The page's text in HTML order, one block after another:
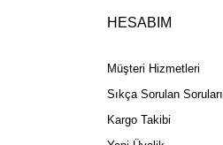
HESABIM
Müşteri Hizmetleri
Sıkça Sorulan Soruları
Kargo Takibi